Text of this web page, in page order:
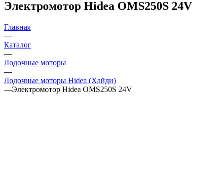
Электромотор Hidea OMS250S 24V
Главная
—
Каталог
—
Лодочные моторы
—
Лодочные моторы Hidea (Хайди)
—Электромотор Hidea OMS250S 24V